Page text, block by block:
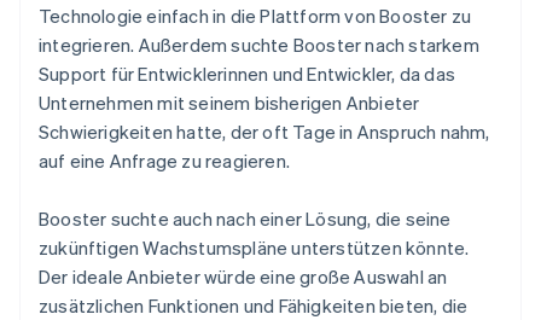
Technologie einfach in die Plattform von Booster zu
integrieren. Außerdem suchte Booster nach starkem
Support für Entwicklerinnen und Entwickler, da das
Unternehmen mit seinem bisherigen Anbieter
Schwierigkeiten hatte, der oft Tage in Anspruch nahm,
auf eine Anfrage zu reagieren.
Booster suchte auch nach einer Lösung, die seine
zukünftigen Wachstumspläne unterstützen könnte.
Der ideale Anbieter würde eine große Auswahl an
zusätzlichen Funktionen und Fähigkeiten bieten, die